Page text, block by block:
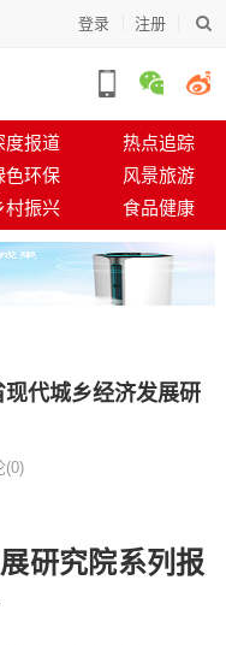
登录 注册
度报道
热点追踪
色环保
风景旅游
村振兴 食品健康
代城乡经济发展研
(0)
研究院系列报